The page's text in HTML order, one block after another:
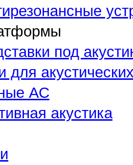
под
для
АС
акустика